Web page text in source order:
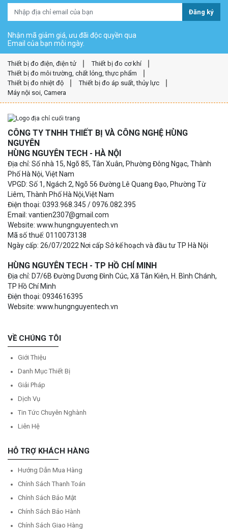
Đăng ký
Nhận mã giảm giá, ưu đãi độc quyền qua
Email của bạn mỗi ngày.
Thiết bị đo điện, điện tử
Thiết bị đo cơ khí
Thiết bị đo môi trường, chất lỏng, thực phẩm
Thiết bị đo nhiệt độ
Thiết bị đo áp suất, thủy lực
Máy nội soi, Camera
CÔNG TY TNHH THIẾT BỊ VÀ CÔNG NGHỆ HÙNG
NGUYÊN
HÙNG NGUYÊN TECH - HÀ NỘI
Địa chỉ: Số nhà 15, Ngõ 85, Tân Xuân, Phường Đông Ngạc, Thành
Phố Hà Nội, Việt Nam
VPGD: Số 1, Ngách 2, Ngõ 56 Đường Lê Quang Đạo, Phường Từ
Liêm, Thành Phố Hà Nội,Việt Nam
Điện thoại: 0393.968.345 / 0976.082.395
Email: vantien2307@gmail.com
Website: www.hungnguyentech.vn
Mã số thuế: 0110073138
Ngày cấp: 26/07/2022 Nơi cấp Sở kế hoạch và đầu tư TP Hà Nội
HÙNG NGUYÊN TECH - TP HỒ CHÍ MINH
Địa chỉ: D7/6B Đường Dương Đình Cúc, Xã Tân Kiên, H. Bình Chánh,
TP Hồ Chí Minh
Điện thoại: 0934616395
Website: www.hungnguyentech.vn
VỀ CHÚNG TÔI
Giới Thiệu
Danh Mục Thiết Bị
Giải Pháp
Dịch Vụ
Tin Tức Chuyên Nghành
Liên Hệ
HỖ TRỢ KHÁCH HÀNG
Hướng Dẫn Mua Hàng
Chính Sách Thanh Toán
Chính Sách Bảo Mật
Chính Sách Bảo Hành
Chính Sách Giao Hàng